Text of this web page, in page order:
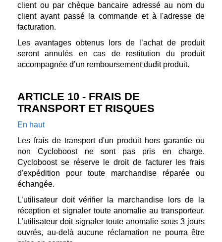
client ou par chèque bancaire adressé au nom du
client ayant passé la commande et à l'adresse de
facturation.
Les avantages obtenus lors de l’achat de produit
seront annulés en cas de restitution du produit
accompagnée d’un remboursement dudit produit.
ARTICLE 10 - FRAIS DE
TRANSPORT ET RISQUES
En haut
Les frais de transport d'un produit hors garantie ou
non Cycloboost ne sont pas pris en charge.
Cycloboost se réserve le droit de facturer les frais
d'expédition pour toute marchandise réparée ou
échangée.
L’utilisateur doit vérifier la marchandise lors de la
réception et signaler toute anomalie au transporteur.
L'utilisateur doit signaler toute anomalie sous 3 jours
ouvrés, au-delà aucune réclamation ne pourra être